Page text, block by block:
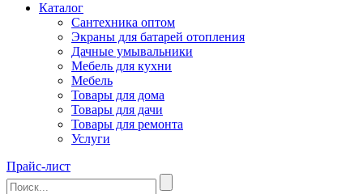
Каталог
Сантехника оптом
Экраны для батарей отопления
Дачные умывальники
Мебель для кухни
Мебель
Товары для дома
Товары для дачи
Товары для ремонта
Услуги
Прайс-лист